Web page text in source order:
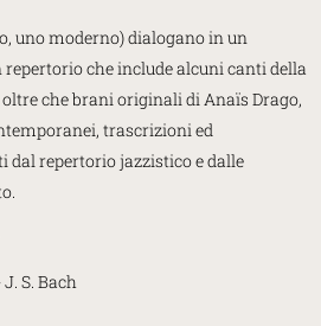
uno moderno) dialogano in un
repertorio che include alcuni canti della
che brani originali di Anaïs Drago,
trascrizioni ed
repertorio jazzistico e dalle
S. Bach